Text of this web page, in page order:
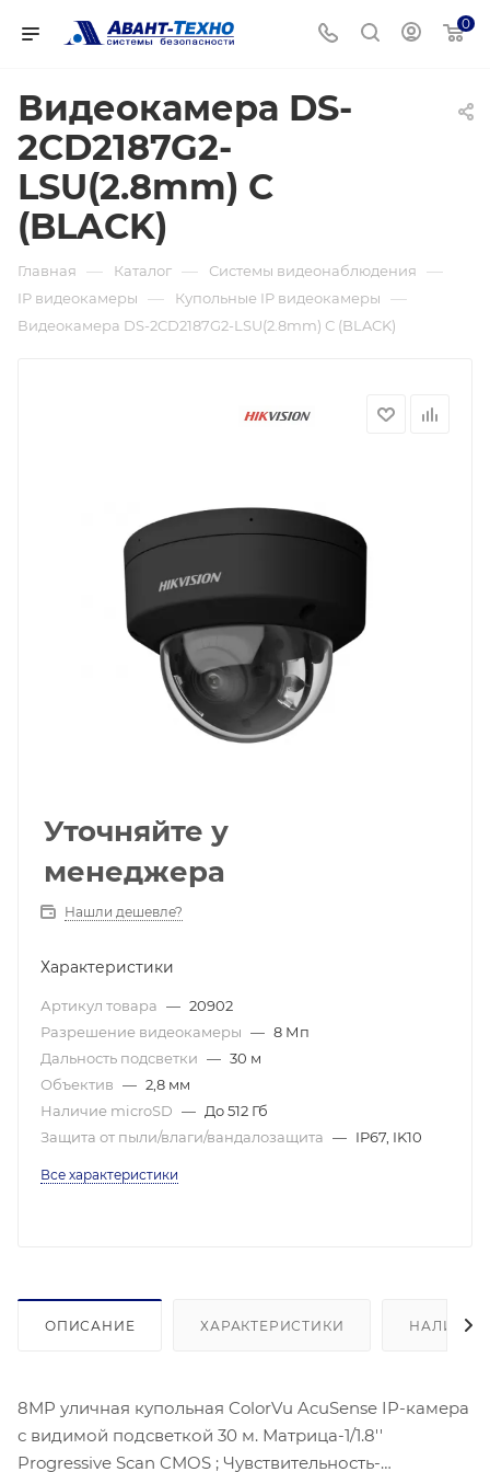
0
Видеокамера DS-
2CD2187G2-
LSU(2.8mm) С
(BLACK)
Главная — Каталог — Системы видеонаблюдения —
IP видеокамеры — Купольные IP видеокамеры —
Видеокамера DS-2CD2187G2-LSU(2.8mm) С (BLACK)
Уточняйте у
менеджера
Нашли дешевле?
Характеристики
Артикул товара — 20902
Разрешение видеокамеры — 8 Мп
Дальность подсветки — 30 м
Объектив — 2,8 мм
Наличие microSD — До 512 Гб
Защита от пыли/влаги/вандалозащита — IP67, IK10
Все характеристики
ОПИСАНИЕ ХАРАКТЕРИСТИКИ НАЛИЧИЕ
8MP уличная купольная ColorVu AcuSense IP-камера
с видимой подсветкой 30 м. Матрица-1/1.8''
Progressive Scan CMOS ; Чувствительность-